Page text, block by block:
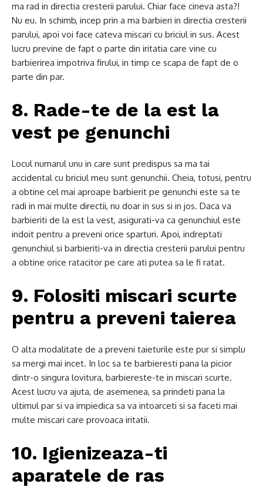
ma rad in directia cresterii parului. Chiar face cineva asta?!
Nu eu. In schimb, incep prin a ma barbieri in directia cresterii
parului, apoi voi face cateva miscari cu briciul in sus. Acest
lucru previne de fapt o parte din iritatia care vine cu
barbierirea impotriva firului, in timp ce scapa de fapt de o
parte din par.
8. Rade-te de la est la
vest pe genunchi
Locul numarul unu in care sunt predispus sa ma tai
accidental cu briciul meu sunt genunchii. Cheia, totusi, pentru
a obtine cel mai aproape barbierit pe genunchi este sa te
radi in mai multe directii, nu doar in sus si in jos. Daca va
barbieriti de la est la vest, asigurati-va ca genunchiul este
indoit pentru a preveni orice sparturi. Apoi, indreptati
genunchiul si barbieriti-va in directia cresterii parului pentru
a obtine orice ratacitor pe care ati putea sa le fi ratat.
9. Folositi miscari scurte
pentru a preveni taierea
O alta modalitate de a preveni taieturile este pur si simplu
sa mergi mai incet. In loc sa te barbieresti pana la picior
dintr-o singura lovitura, barbiereste-te in miscari scurte.
Acest lucru va ajuta, de asemenea, sa prindeti pana la
ultimul par si va impiedica sa va intoarceti si sa faceti mai
multe miscari care provoaca iritatii.
10. Igienizeaza-ti
aparatele de ras